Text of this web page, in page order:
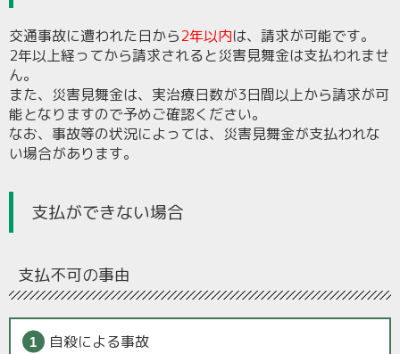
交通事故に遭われた日から2年以内は、請求が可能です。
2年以上経ってから請求されると災害見舞金は支払われませ
ん。
また、災害見舞金は、実治療日数が3日間以上から請求が可
能となりますので予めご確認ください。
なお、事故等の状況によっては、災害見舞金が支払われな
い場合があります。
支払ができない場合
支払不可の事由
自殺による事故